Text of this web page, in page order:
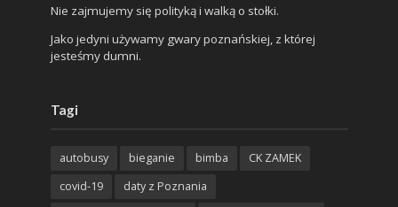
Nie zajmujemy się polityką i walką o stołki.
Jako jedyni używamy gwary poznańskiej, z której
jesteśmy dumni.
Tagi
autobusy bieganie bimba
CK ZAMEK
covid-19
daty z Poznania